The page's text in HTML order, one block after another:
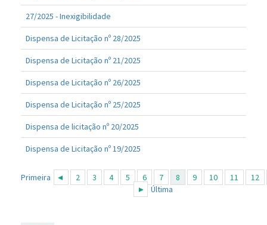
27/2025 - Inexigibilidade
Dispensa de Licitação nº 28/2025
Dispensa de Licitação nº 21/2025
Dispensa de Licitação nº 26/2025
Dispensa de Licitação nº 25/2025
Dispensa de licitação nº 20/2025
Dispensa de Licitação nº 19/2025
Primeira 2 3 4 5 6 7 8 9 10 11
12
Última